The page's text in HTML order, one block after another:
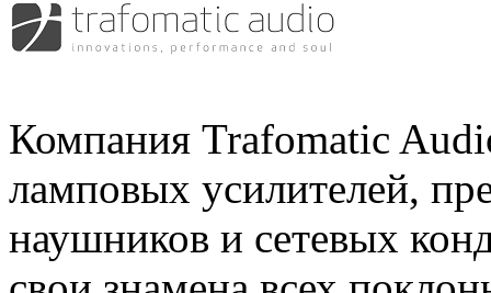
Компания Trafomatic
ламповых усилителей,
наушников и сетевых